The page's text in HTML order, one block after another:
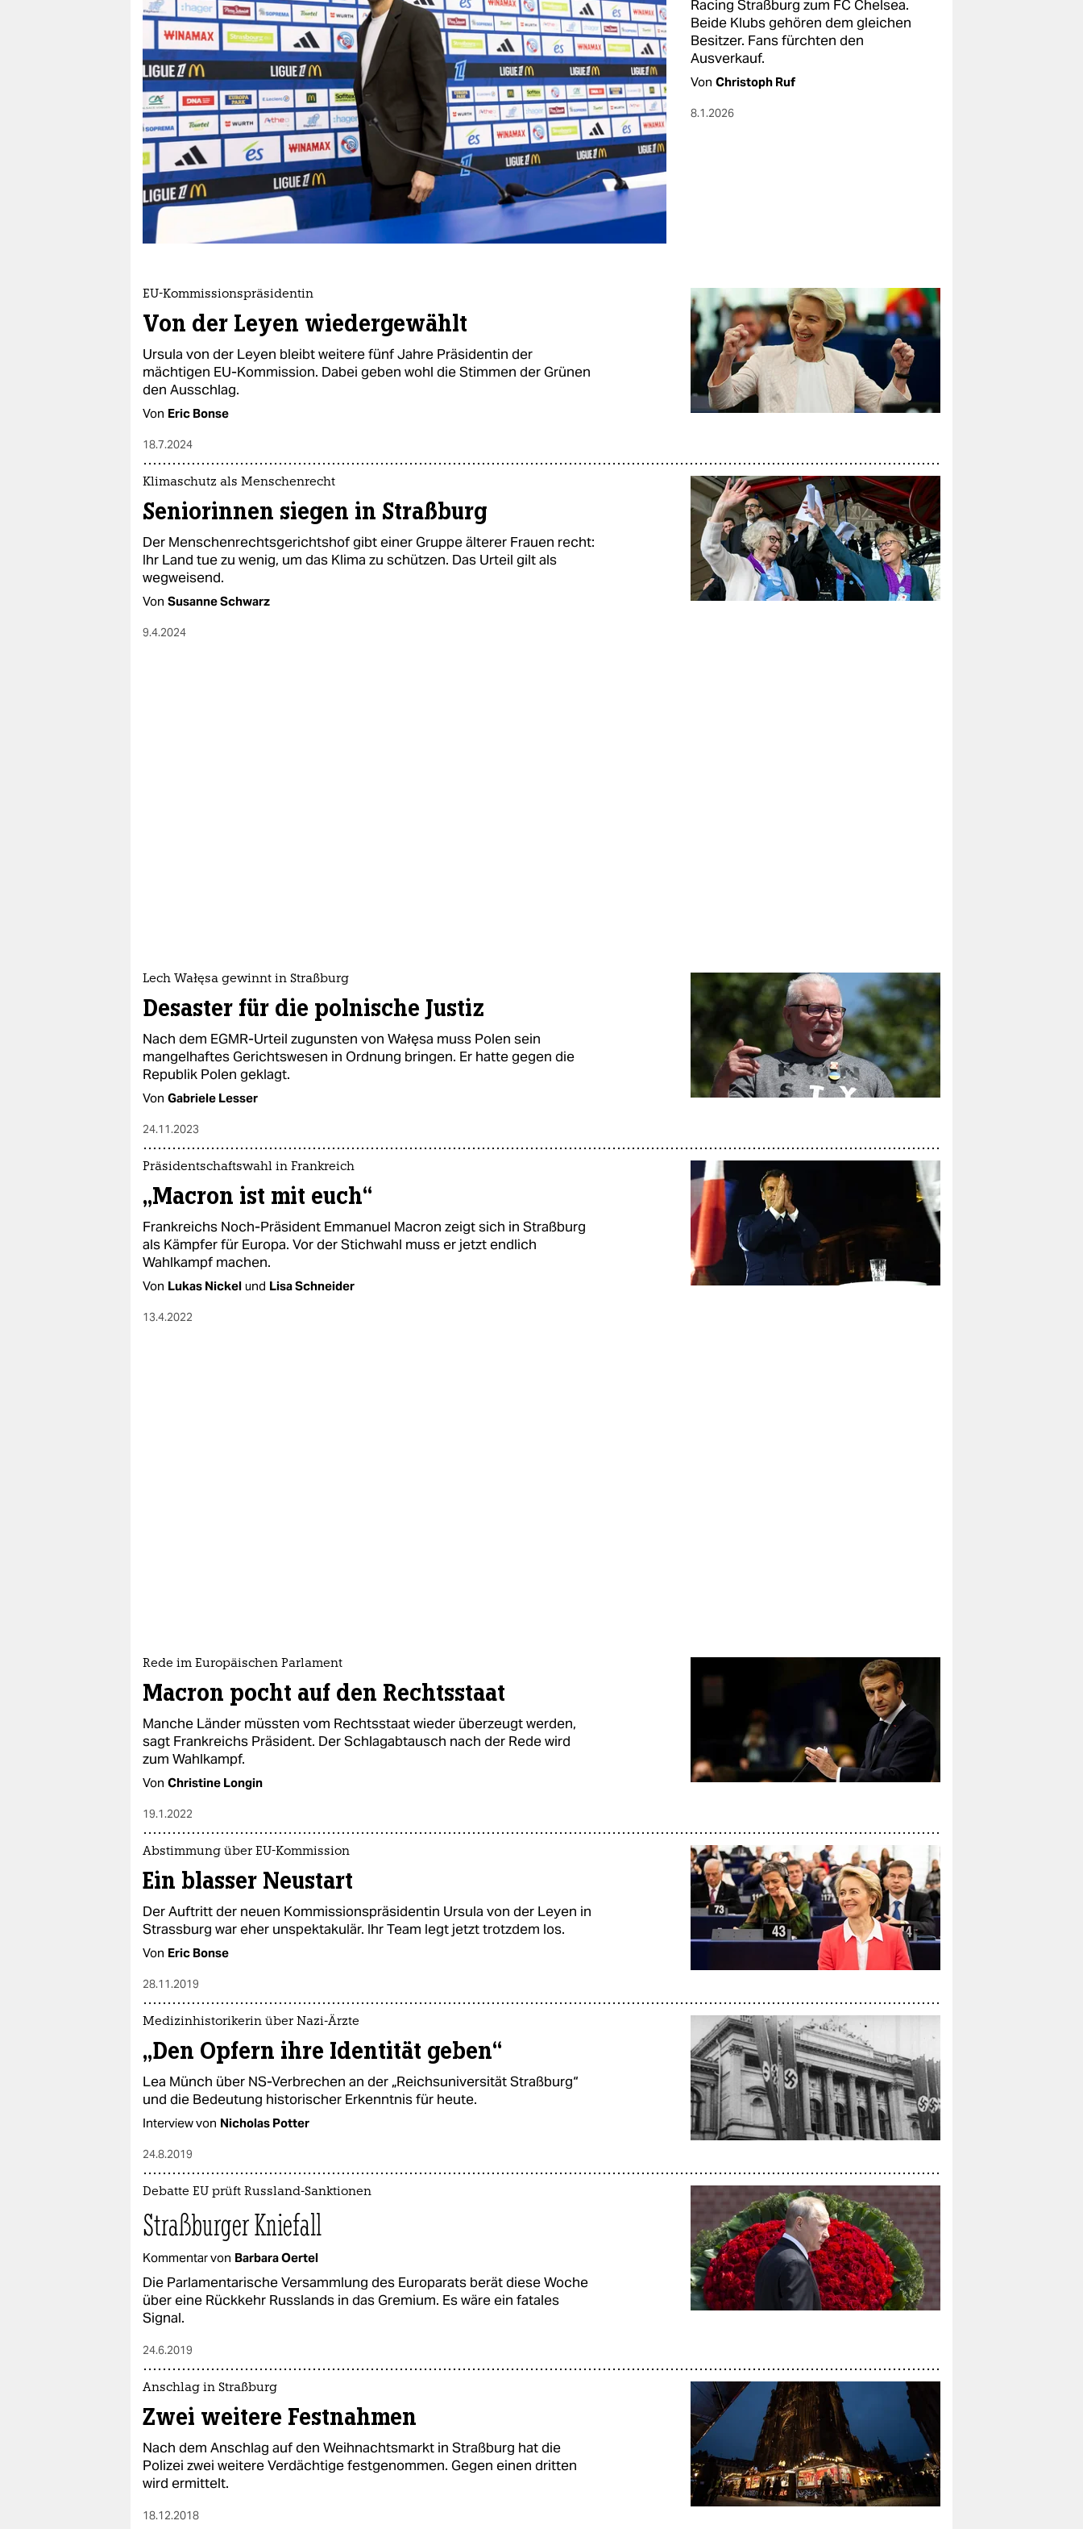
nord
wahrheit
verlag
verlag
veranstaltungen
shop
fragen & hilfe
abo
genossenschaft
epaper login
Racing Straßburg zum FC Chelsea.
Beide Klubs gehören dem gleichen
Besitzer. Fans fürchten den
Ausverkauf.
Von Christoph Ruf
8.1.2026
EU-Kommissionspräsidentin
Von der Leyen wiedergewählt
Ursula von der Leyen bleibt weitere fünf Jahre Präsidentin der
mächtigen EU-Kommission. Dabei geben wohl die Stimmen der Grünen
den Ausschlag.
Von Eric Bonse
18.7.2024
Klimaschutz als Menschenrecht
Seniorinnen siegen in Straßburg
Der Menschenrechtsgerichtshof gibt einer Gruppe älterer Frauen recht:
Ihr Land tue zu wenig, um das Klima zu schützen. Das Urteil gilt als
wegweisend.
Von Susanne Schwarz
9.4.2024
Lech Wałęsa gewinnt in Straßburg
Desaster für die polnische Justiz
Nach dem EGMR-Urteil zugunsten von Wałęsa muss Polen sein
mangelhaftes Gerichtswesen in Ordnung bringen. Er hatte gegen die
Republik Polen geklagt.
Von Gabriele Lesser
24.11.2023
Präsidentschaftswahl in Frankreich
„Macron ist mit euch“
Frankreichs Noch-Präsident Emmanuel Macron zeigt sich in Straßburg
als Kämpfer für Europa. Vor der Stichwahl muss er jetzt endlich
Wahlkampf machen.
Von Lukas Nickel und Lisa Schneider
13.4.2022
Rede im Europäischen Parlament
Macron pocht auf den Rechtsstaat
Manche Länder müssten vom Rechtsstaat wieder überzeugt werden,
sagt Frankreichs Präsident. Der Schlagabtausch nach der Rede wird
zum Wahlkampf.
Von Christine Longin
19.1.2022
Abstimmung über EU-Kommission
Ein blasser Neustart
Der Auftritt der neuen Kommissionspräsidentin Ursula von der Leyen in
Strassburg war eher unspektakulär. Ihr Team legt jetzt trotzdem los.
Von Eric Bonse
28.11.2019
Medizinhistorikerin über Nazi-Ärzte
„Den Opfern ihre Identität geben“
Lea Münch über NS-Verbrechen an der „Reichsuniversität Straßburg“
und die Bedeutung historischer Erkenntnis für heute.
Interview von Nicholas Potter
24.8.2019
Debatte EU prüft Russland-Sanktionen
Straßburger Kniefall
Kommentar von Barbara Oertel
Die Parlamentarische Versammlung des Europarats berät diese Woche
über eine Rückkehr Russlands in das Gremium. Es wäre ein fatales
Signal.
24.6.2019
Anschlag in Straßburg
Zwei weitere Festnahmen
Nach dem Anschlag auf den Weihnachtsmarkt in Straßburg hat die
Polizei zwei weitere Verdächtige festgenommen. Gegen einen dritten
wird ermittelt.
18.12.2018